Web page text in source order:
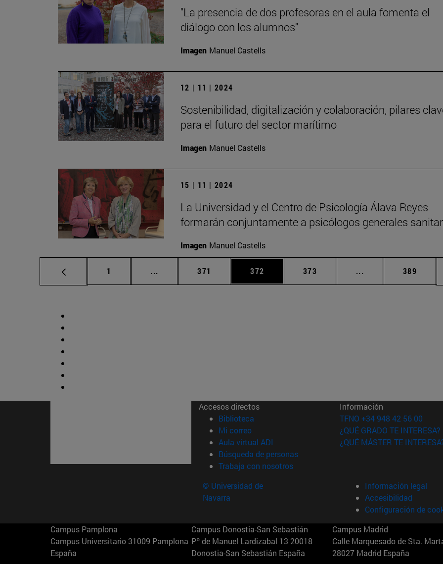
"La presencia de dos profesoras en el aula fomenta el
diálogo con los alumnos"
Imagen Manuel Castells
12 | 11 | 2024
Sostenibilidad, digitalización y colaboración, pilares
para el futuro del sector marítimo
Imagen Manuel Castells
15 | 11 | 2024
La Universidad y el Centro de Psicología Álava Reyes
formarán conjuntamente a psicólogos generales
Imagen Manuel Castells
Página
1 ... Páginas intermedias Use TAB para desplazarse.
Página
371 Página
372 Página
373 ... Páginas intermedias
Página
389
Accesos directos
Biblioteca (abre en nueva ventana)
Mi correo(abre en nueva ventana)
Aula virtual ADI (abre en nueva ventana)
Búsqueda de personas(abre en nueva ventana)
Trabaja con nosotros(abre en nueva ventana)
Información
TFNO +34 948 42 56 00
¿QUÉ GRADO TE INTERESA?
¿QUÉ MÁSTER TE
© Universidad de
Navarra
Información legal
Accesibilidad
Configuración de
Campus Pamplona
Campus Universitario 31009 Pamplona
España
Campus Donostia-San Sebastián
Pº de Manuel Lardizabal 13 20018
Donostia-San Sebastián España
Campus Madrid
Calle Marquesado de Sta.
28027 Madrid España